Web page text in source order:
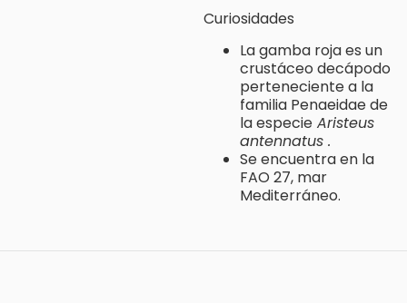
Curiosidades
La gamba roja es un
crustáceo decápodo
perteneciente a la
familia Penaeidae de
la especie Aristeus
antennatus .
Se encuentra en la
FAO 27, mar
Mediterráneo.